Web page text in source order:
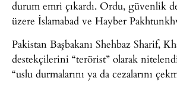
durum emri çıkardı. Ordu, güvenlik
üzere İslamabad ve Hayber
Pakistan Başbakanı Shehbaz Sharif,
destekçilerini “terörist” olarak
“uslu durmalarını ya da cezalarını